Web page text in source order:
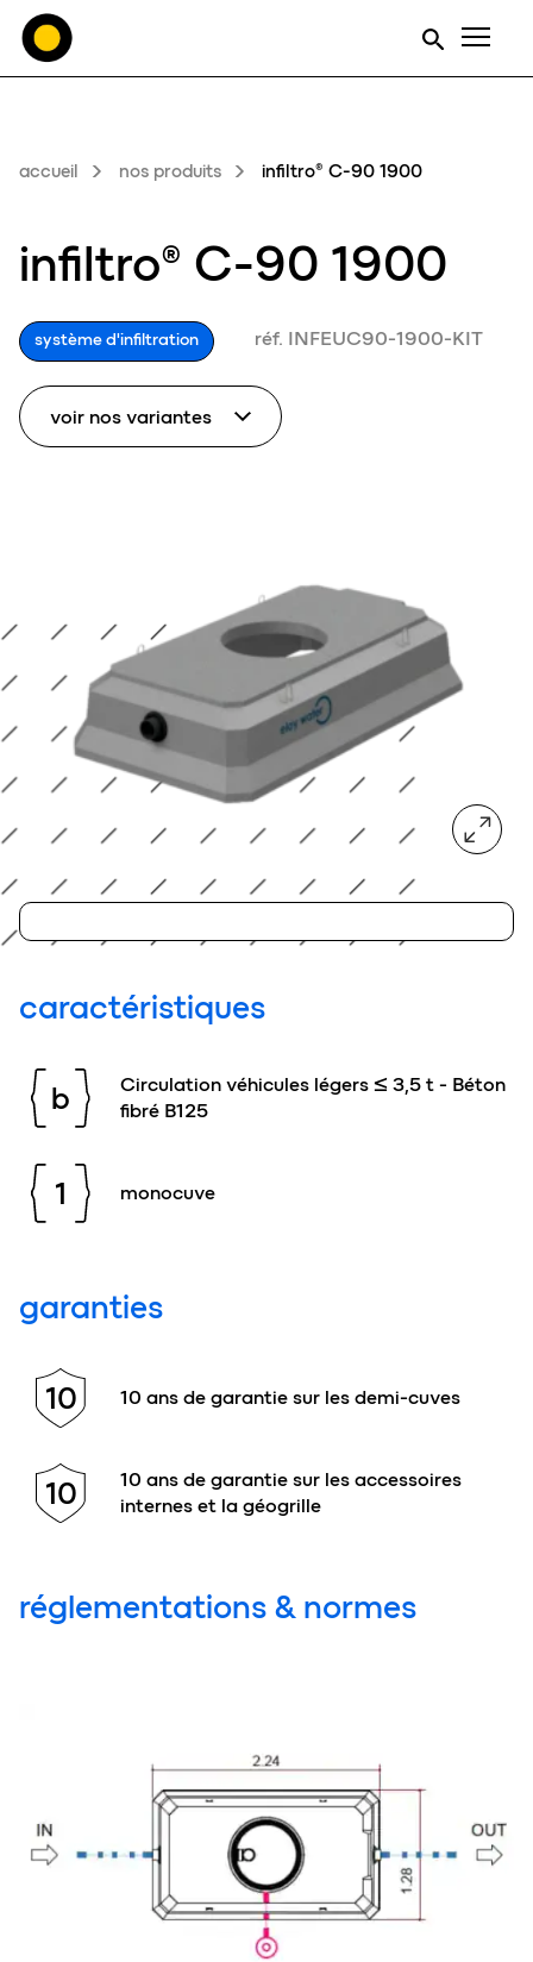
accueil nos produits infiltro® C-90 1900
infiltro® C-90 1900
système d'infiltration réf. INFEUC90-1900-KIT
caractéristiques
b
Circulation véhicules légers ≤ 3,5 t - Béton
fibré B125
1 monocuve
garanties
10 10 ans de garantie sur les demi-cuves
10
10 ans de garantie sur les accessoires
internes et la géogrille
réglementations & normes